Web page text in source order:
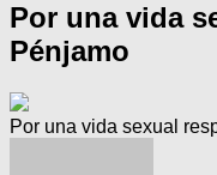
Por una vida
Pénjamo
Por una vida sexual